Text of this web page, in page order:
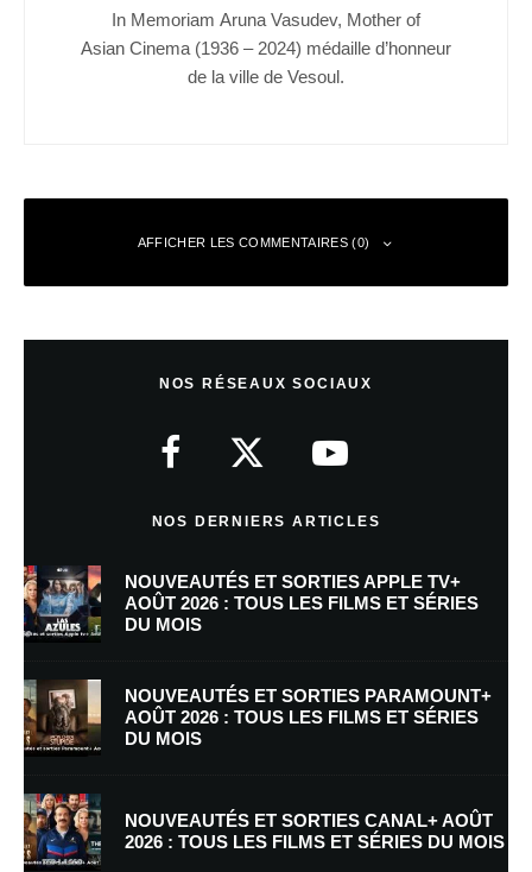
In Memoriam Aruna Vasudev, Mother of
Asian Cinema (1936 – 2024) médaille d’honneur
de la ville de Vesoul.
AFFICHER LES COMMENTAIRES (0)
E-mail*
NOS RÉSEAUX SOCIAUX
NOS DERNIERS ARTICLES
NOUVEAUTÉS ET SORTIES APPLE TV+
AOÛT 2026 : TOUS LES FILMS ET SÉRIES
DU MOIS
NOUVEAUTÉS ET SORTIES PARAMOUNT+
AOÛT 2026 : TOUS LES FILMS ET SÉRIES
DU MOIS
NOUVEAUTÉS ET SORTIES CANAL+ AOÛT
2026 : TOUS LES FILMS ET SÉRIES DU MOIS